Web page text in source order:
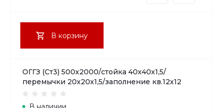
В корзину
ОГГЗ (Ст3) 500х2000/стойка 40х40х1,5/
перемычки 20х20х1,5/заполнение кв.12х12